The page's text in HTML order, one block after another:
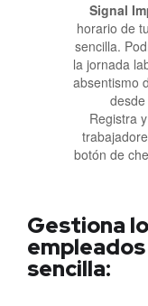
Signal
horario de
sencilla.
la jornada
absentismo
Registra
botón de
Gestiona
sencilla: